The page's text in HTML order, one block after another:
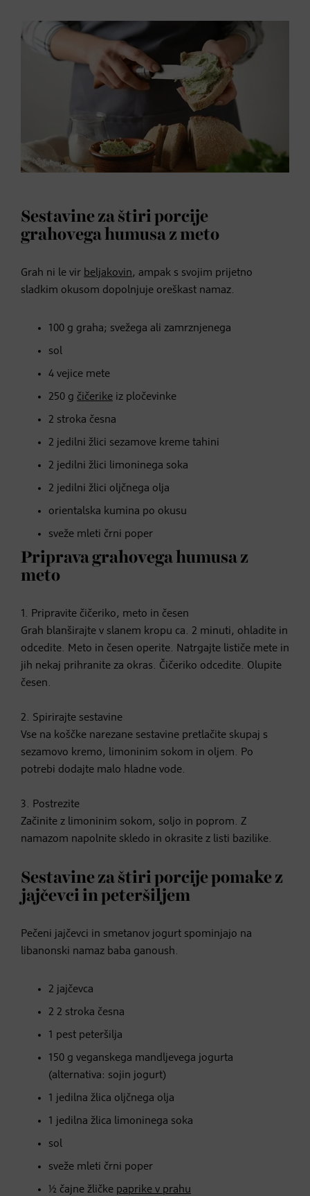
Sestavine za štiri porcije
grahovega humusa z meto
Grah ni le vir beljakovin, ampak s svojim prijetno
sladkim okusom dopolnjuje oreškast namaz.
100 g graha; svežega ali zamrznjenega
sol
4 vejice mete
250 g čičerike iz pločevinke
2 stroka česna
2 jedilni žlici sezamove kreme tahini
2 jedilni žlici limoninega soka
2 jedilni žlici oljčnega olja
orientalska kumina po okusu
sveže mleti črni poper
Priprava grahovega humusa z
meto
1. Pripravite čičeriko, meto in česen
Grah blanširajte v slanem kropu ca. 2 minuti, ohladite in
odcedite. Meto in česen operite. Natrgajte lističe mete in
jih nekaj prihranite za okras. Čičeriko odcedite. Olupite
česen.
2. Spirirajte sestavine
Vse na koščke narezane sestavine pretlačite skupaj s
sezamovo kremo, limoninim sokom in oljem. Po
potrebi dodajte malo hladne vode.
3. Postrezite
Začinite z limoninim sokom, soljo in poprom. Z
namazom napolnite skledo in okrasite z listi bazilike.
Sestavine za štiri porcije pomake z
jajčevci in peteršiljem
Pečeni jajčevci in smetanov jogurt spominjajo na
libanonski namaz baba ganoush.
2 jajčevca
2 2 stroka česna
1 pest peteršilja
150 g veganskega mandljevega jogurta
(alternativa: sojin jogurt)
1 jedilna žlica oljčnega olja
1 jedilna žlica limoninega soka
sol
sveže mleti črni poper
½ čajne žličke paprike v prahu